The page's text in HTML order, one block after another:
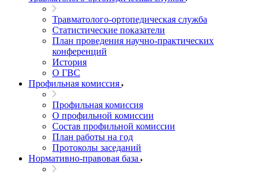
Травматолого-ортопедическая служба
Статистические показатели
План проведения научно-практических
конференций
История
О ГВС
Профильная комиссия
Профильная комиссия
О профильной комиссии
Состав профильной комиссии
План работы на год
Протоколы заседаний
Нормативно-правовая база